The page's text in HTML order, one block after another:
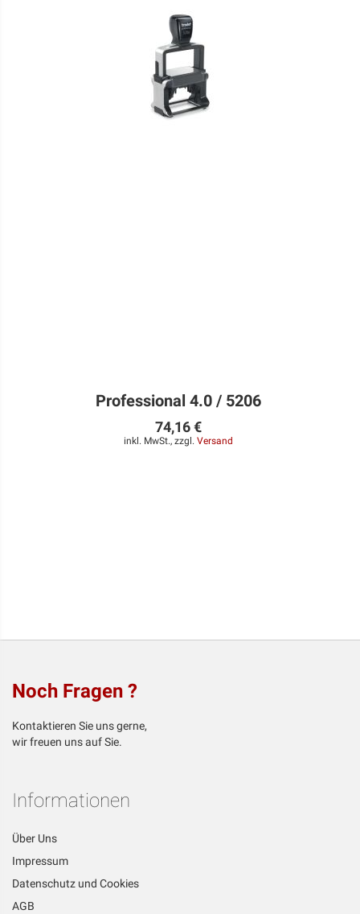
Professional 4.0 / 5206
74,16 €
inkl. MwSt., zzgl. Versand
Noch Fragen ?
Kontaktieren Sie uns gerne,
wir freuen uns auf Sie.
Informationen
Über Uns
Impressum
Datenschutz und Cookies
AGB